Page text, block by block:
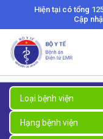
Hiện tại có tổng
Cập